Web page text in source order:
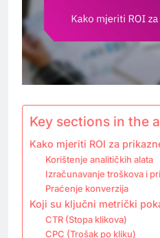
Key sections in the
Kako mjeriti ROI za
Korištenje analitičkih alata
Izračunavanje troškova i
Praćenje konverzija
Koji su ključni metrički
CTR (Stopa klikova)
CPC (Trošak po kliku)